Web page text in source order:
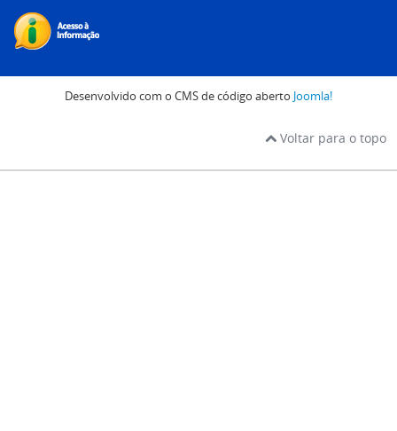
Desenvolvido com o CMS de código aberto Joomla!
Voltar para o topo